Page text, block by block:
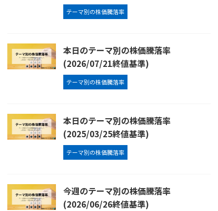
テーマ別の株価騰落率
本日のテーマ別の株価騰落率
(2026/07/21終値基準)
テーマ別の株価騰落率
本日のテーマ別の株価騰落率
(2025/03/25終値基準)
テーマ別の株価騰落率
今週のテーマ別の株価騰落率
(2026/06/26終値基準)